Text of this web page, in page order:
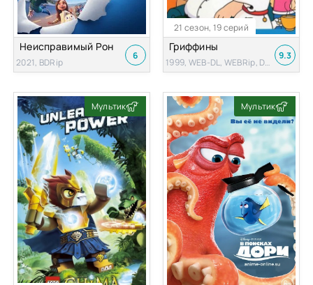
Неисправимый Рон
2021, BDRip
6
21 сезон, 19 серий
Гриффины
1999, WEB-DL, WEBRip, DVDRip
9.3
Мультик Мультик